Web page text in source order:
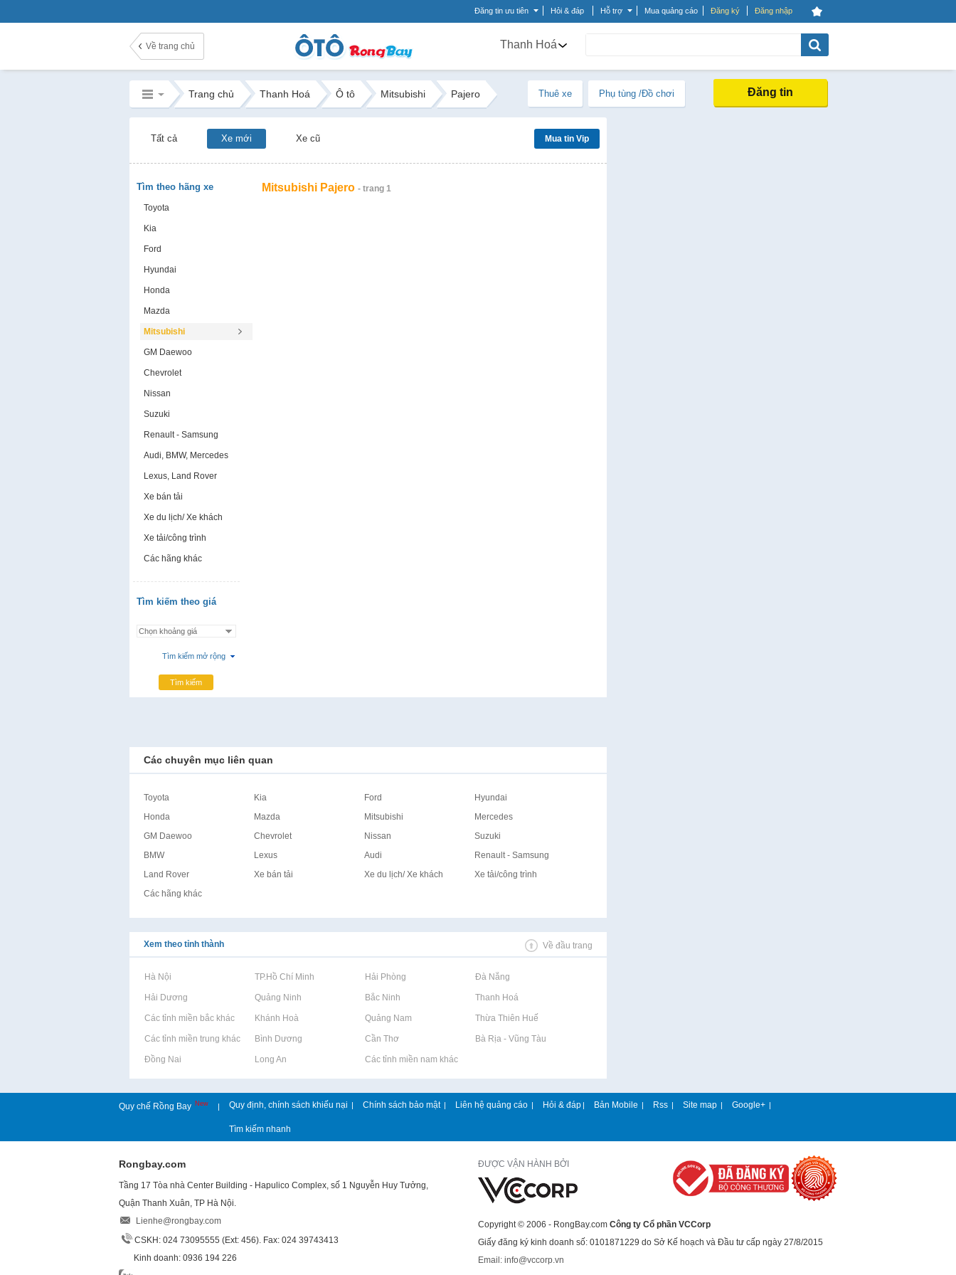
Đăng tin ưu tiên Hỏi & đáp Hỗ trợ Mua quảng cáo Đăng ký Đăng nhập
Về trang chủ Thanh Hoá
Trang chủ Thanh Hoá Ô tô Mitsubishi Pajero Thuê xe Phụ tùng /Đồ chơi Đăng tin
Tất cả Xe mới Xe cũ Mua tin Vip
Tìm theo hãng xe
Toyota
Kia
Ford
Hyundai
Honda
Mazda
Mitsubishi
GM Daewoo
Chevrolet
Nissan
Suzuki
Renault - Samsung
Audi, BMW, Mercedes
Lexus, Land Rover
Xe bán tải
Xe du lịch/ Xe khách
Xe tải/công trình
Các hãng khác
Tìm kiếm theo giá
Tìm kiếm mở rộng
Tìm kiếm
Mitsubishi Pajero - trang 1
Các chuyên mục liên quan
Toyota Kia Ford
Hyundai
Honda
Mazda Mitsubishi
Mercedes
GM Daewoo
Chevrolet Nissan
Suzuki
BMW
Lexus Audi
Renault - Samsung
Land Rover
Xe bán tải Xe du lịch/ Xe khách
Xe tải/công trình
Các hãng khác
Xem theo tỉnh thành Về đầu trang
Rao vặt tại Hà Nội Rao vặt tại TP.Hồ Chí Minh Rao vặt tại Hải Phòng Rao vặt tại Đà Nẵng
Rao vặt tại Hải Dương Rao vặt tại Quảng Ninh Rao vặt tại Bắc Ninh Rao vặt tại Thanh Hoá
Rao vặt tại Các tỉnh miền bắc khácRao vặt tại Khánh Hoà Rao vặt tại Quảng Nam Rao vặt tại Thừa Thiên Huế
Rao vặt tại Các tỉnh miền trung khácRao vặt tại Bình Dương Rao vặt tại Cần Thơ Rao vặt tại Bà Rịa - Vũng Tàu
Rao vặt tại Đồng Nai Rao vặt tại Long An Rao vặt tại Các tỉnh miền nam khác
Quy chế Rồng Bay New | Quy định, chính sách khiếu nại | Chính sách bảo mật | Liên hệ quảng cáo | Hỏi & đáp | Bản Mobile | Rss | Site map | Google+ |
Tìm kiếm nhanh
Rongbay.com
Tầng 17 Tòa nhà Center Building - Hapulico Complex, số 1 Nguyễn Huy Tưởng,
Quận Thanh Xuân, TP Hà Nội.
Lienhe@rongbay.com
CSKH: 024 73095555 (Ext: 456). Fax: 024 39743413
Kinh doanh: 0936 194 226
ĐƯỢC VẬN HÀNH BỞI
Copyright © 2006 - RongBay.com Công ty Cổ phần VCCorp
Giấy đăng ký kinh doanh số: 0101871229 do Sở Kế hoạch và Đầu tư cấp ngày 27/8/2015
Email: info@vccorp.vn